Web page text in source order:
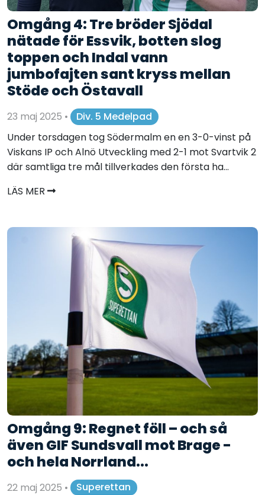
Omgång 4: Tre bröder Sjödal
nätade för Essvik, botten slog
toppen och Indal vann
jumbofajten sant kryss mellan
Stöde och Östavall
23 maj 2025 •
Div. 5 Medelpad
Under torsdagen tog Södermalm en en 3-0-vinst på
Viskans IP och Alnö Utveckling med 2-1 mot Svartvik 2
där samtliga tre mål tillverkades den första ha...
LÄS MER
Omgång 9: Regnet föll – och så
även GIF Sundsvall mot Brage -
och hela Norrland...
22 maj 2025 •
Superettan